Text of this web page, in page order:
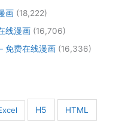
画 (18,222)
线漫画 (16,706)
免费在线漫画 (16,336)
H5 HTML